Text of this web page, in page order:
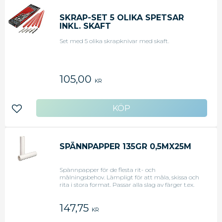
SKRAP-SET 5 OLIKA SPETSAR
INKL. SKAFT
Set med 5 olika skrapknivar med skaft.
105,00 KR
Lägg till i favoriter
SPÄNNPAPPER 135GR 0,5MX25M
Spännpapper för de flesta rit- och
målningsbehov. Lämpligt för att måla, skissa och
rita i stora format. Passar alla slag av färger t.ex.
147,75 KR